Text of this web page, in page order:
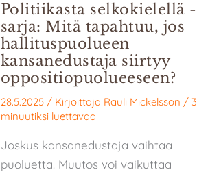
Politiikasta selkokielellä -
sarja: Mitä tapahtuu, jos
hallituspuolueen
kansanedustaja siirtyy
oppositiopuolueeseen?
28.5.2025 / Kirjoittaja Rauli Mickelsson / 3
minuutiksi luettavaa
Joskus kansanedustaja vaihtaa
puoluetta. Muutos voi vaikuttaa